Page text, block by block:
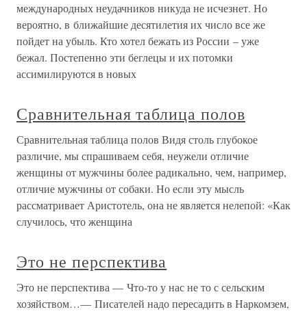
международных неудачников никуда не исчезнет. Но
вероятно, в ближайшие десятилетия их число все же
пойдет на убыль. Кто хотел бежать из России – уже
бежал. Постепенно эти беглецы и их потомки
ассимилируются в новых
Сравнительная таблица полов
Сравнительная таблица полов Видя столь глубокое
различие, мы спрашиваем себя, неужели отличие
женщины от мужчины более радикально, чем, например,
отличие мужчины от собаки. Но если эту мысль
рассматривает Аристотель, она не является нелепой: «Как
случилось, что женщина
Это не перспектива
Это не перспектива — Что-то у нас не то с сельским
хозяйством…— Писателей надо пересадить в Наркомзем,